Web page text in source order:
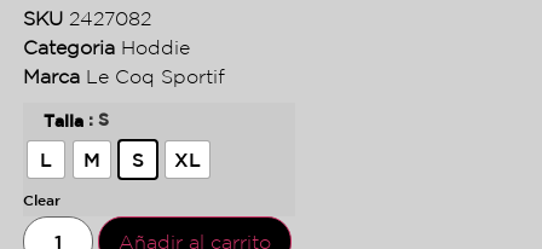
SKU 2427082
Categoria Hoddie
Marca Le Coq Sportif
Talla : S
L M S XL
Clear
Añadir al carrito